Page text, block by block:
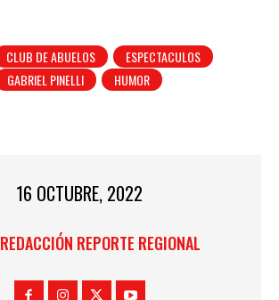
CLUB DE ABUELOS
ESPECTACULOS
GABRIEL PINELLI
HUMOR
16 OCTUBRE, 2022
REDACCIÓN REPORTE REGIONAL